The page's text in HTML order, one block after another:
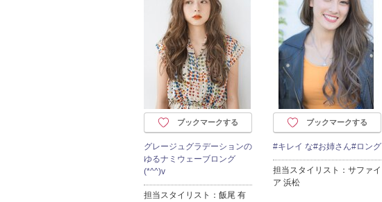
ブックマークする
グレージュグラデーションの
ゆるナミウェーブロング
(*^^)v
担当スタイリスト：飯尾 有
ブックマークする
#キレイ な#お姉さん#ロング
担当スタイリスト：サファイ
ア 浜松